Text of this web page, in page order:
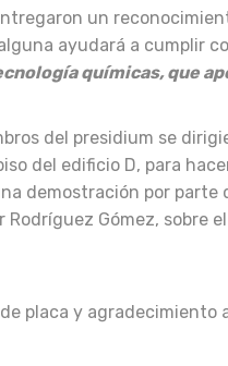
un
ayudará a cumplir
químicas, que
del presidium se
del edificio D, para
demostración por
Gómez, sobre
placa y agradecimiento